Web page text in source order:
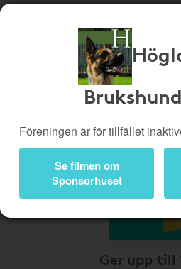
Köp genom denna sida stöttar
Butiker
Bli medlem
Föreningen är för tillfället
Se filmen om
Sponsorhuset
Ger upp till